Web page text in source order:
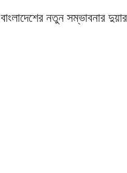
নতুন সম্ভাবনার